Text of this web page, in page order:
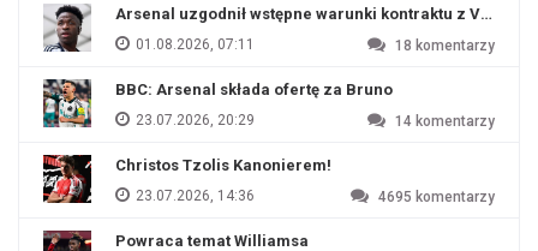
Arsenal uzgodnił wstępne warunki kontraktu z
01.08.2026, 07:11 18 komentarzy
BBC: Arsenal składa ofertę za Bruno
23.07.2026, 20:29 14 komentarzy
Christos Tzolis Kanonierem!
23.07.2026, 14:36 4695 komentarzy
Powraca temat Williamsa